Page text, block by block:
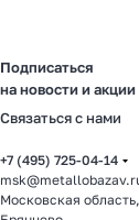
Подписаться
на новости и акции
Связаться с нами
+7 (495) 725-04-14
Московская